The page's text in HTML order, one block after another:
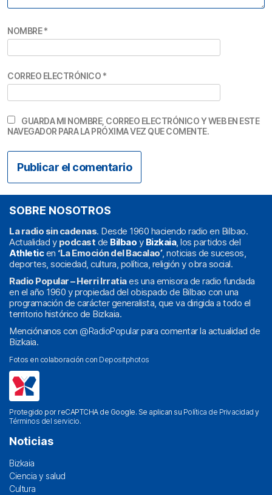
NOMBRE*
CORREO ELECTRÓNICO *
GUARDA MI NOMBRE, CORREO ELECTRÓNICO Y WEB EN ESTE
NAVEGADOR PARA LA PRÓXIMA VEZ QUE COMENTE.
SOBRE NOSOTROS
La radio sin cadenas. Desde 1960 haciendo radio en Bilbao.
Actualidad y podcast de Bilbao y Bizkaia, los partidos del
Athleticen ‘La Emoción del Bacalao’, noticias de sucesos,
deportes, sociedad, cultura, política, religión y obra social.
Radio Popular – Herri Irratiaes una emisora de radio fundada
en el año 1960 y propiedad del obispado de Bilbao con una
programación de carácter generalista, que va dirigida a todo el
territorio histórico de Bizkaia.
Menciónanos con @RadioPopularpara comentar la actualidad de
Bizkaia.
Fotos en colaboración con Depositphotos
Protegido por reCAPTCHA de Google. Se aplican su Política de Privacidad y
Términos del servicio.
Noticias
Bizkaia
Ciencia y salud
Cultura